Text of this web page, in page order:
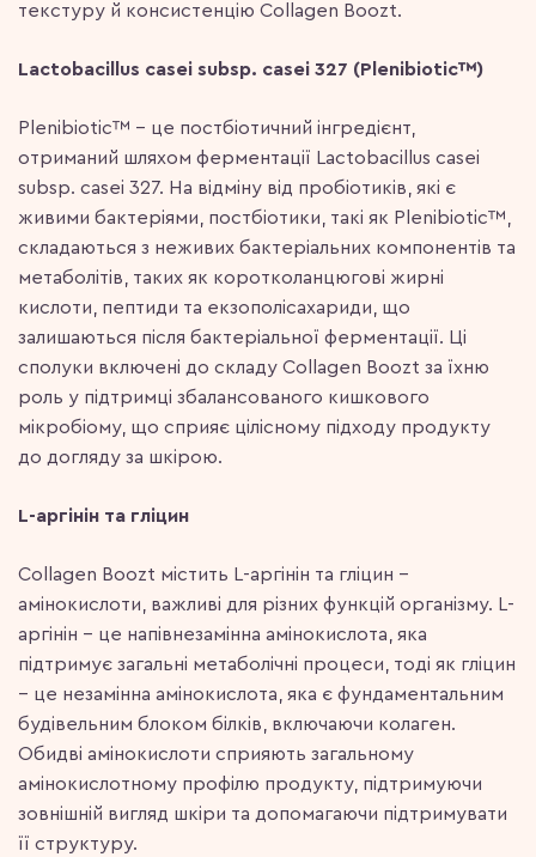
текстуру й консистенцію Collagen Boozt.
Lactobacillus casei subsp. casei 327 (Plenibiotic™)
Plenibiotic™ – це постбіотичний інгредієнт,
отриманий шляхом ферментації Lactobacillus casei
subsp. casei 327. На відміну від пробіотиків, які є
живими бактеріями, постбіотики, такі як Plenibiotic™,
складаються з неживих бактеріальних компонентів та
метаболітів, таких як коротколанцюгові жирні
кислоти, пептиди та екзополісахариди, що
залишаються після бактеріальної ферментації. Ці
сполуки включені до складу Collagen Boozt за їхню
роль у підтримці збалансованого кишкового
мікробіому, що сприяє цілісному підходу продукту
до догляду за шкірою.
L-аргінін та гліцин
Collagen Boozt містить L-аргінін та гліцин –
амінокислоти, важливі для різних функцій організму. L-
аргінін – це напівнезамінна амінокислота, яка
підтримує загальні метаболічні процеси, тоді як гліцин
– це незамінна амінокислота, яка є фундаментальним
будівельним блоком білків, включаючи колаген.
Обидві амінокислоти сприяють загальному
амінокислотному профілю продукту, підтримуючи
зовнішній вигляд шкіри та допомагаючи підтримувати
її структуру.